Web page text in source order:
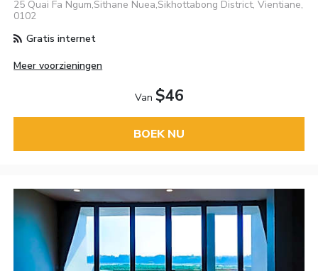
25 Quai Fa Ngum,Sithane Nuea,Sikhottabong District, Vientiane,
0102
Gratis internet
Meer voorzieningen
Van $46
BOEK NU